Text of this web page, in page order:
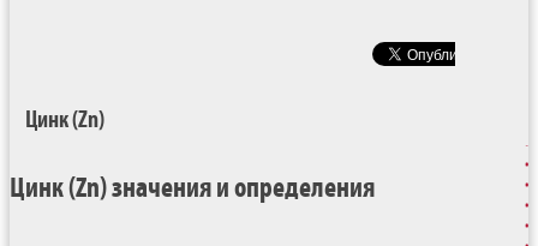
Цинк (Zn)
Цинк (Zn) значения и определения